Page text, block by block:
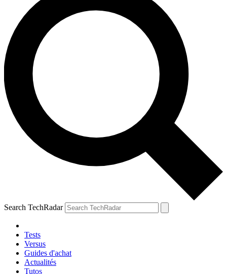
Search TechRadar
Tests
Versus
Guides d'achat
Actualités
Tutos